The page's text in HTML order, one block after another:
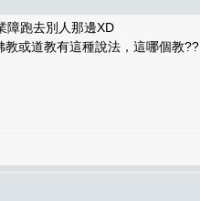
障跑去別人那邊XD
或道教有這種說法，這哪個教??